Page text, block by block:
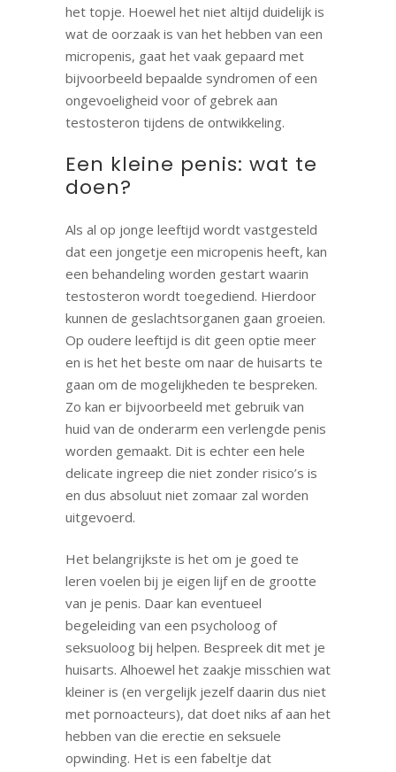
het topje. Hoewel het niet altijd duidelijk is
wat de oorzaak is van het hebben van een
micropenis, gaat het vaak gepaard met
bijvoorbeeld bepaalde syndromen of een
ongevoeligheid voor of gebrek aan
testosteron tijdens de ontwikkeling.
Een kleine penis: wat te
doen?
Als al op jonge leeftijd wordt vastgesteld
dat een jongetje een micropenis heeft, kan
een behandeling worden gestart waarin
testosteron wordt toegediend. Hierdoor
kunnen de geslachtsorganen gaan groeien.
Op oudere leeftijd is dit geen optie meer
en is het het beste om naar de huisarts te
gaan om de mogelijkheden te bespreken.
Zo kan er bijvoorbeeld met gebruik van
huid van de onderarm een verlengde penis
worden gemaakt. Dit is echter een hele
delicate ingreep die niet zonder risico’s is
en dus absoluut niet zomaar zal worden
uitgevoerd.
Het belangrijkste is het om je goed te
leren voelen bij je eigen lijf en de grootte
van je penis. Daar kan eventueel
begeleiding van een psycholoog of
seksuoloog bij helpen. Bespreek dit met je
huisarts. Alhoewel het zaakje misschien wat
kleiner is (en vergelijk jezelf daarin dus niet
met pornoacteurs), dat doet niks af aan het
hebben van die erectie en seksuele
opwinding. Het is een fabeltje dat